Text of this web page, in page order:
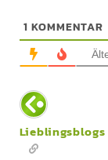
1 KOMMENTAR
Lieblingsblogs